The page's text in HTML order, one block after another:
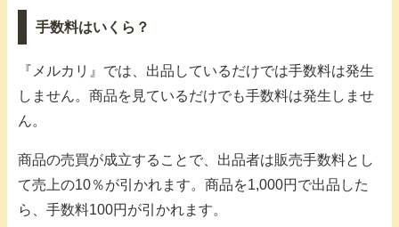
手数料はいくら？
『メルカリ』では、出品しているだけでは手数料は発生
しません。商品を見ているだけでも手数料は発生しませ
ん。
商品の売買が成立することで、出品者は販売手数料とし
て売上の10％が引かれます。商品を1,000円で出品した
ら、手数料100円が引かれます。